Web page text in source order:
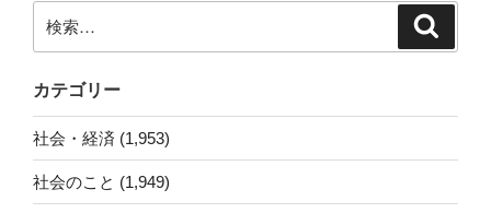
ン
索:
カテゴリー
社会・経済 (1,953)
社会のこと (1,949)